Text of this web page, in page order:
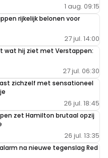
1 aug. 09:15
rijkelijk belonen voor
27 jul. 14:00
wat hij ziet met Verstappen:
27 jul. 06:30
zichzelf met sensationeel
26 jul. 18:45
zet Hamilton brutaal opzij
26 jul. 13:35
na nieuwe tegenslag Red